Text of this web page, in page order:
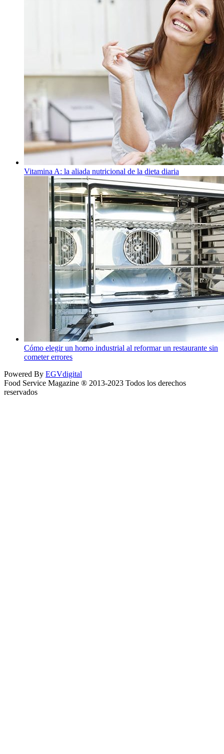
Vitamina A: la aliada nutricional de la dieta diaria
Cómo elegir un horno industrial al reformar un restaurante sin
cometer errores
Powered By EGVdigital
Food Service Magazine ® 2013-2023 Todos los derechos
reservados